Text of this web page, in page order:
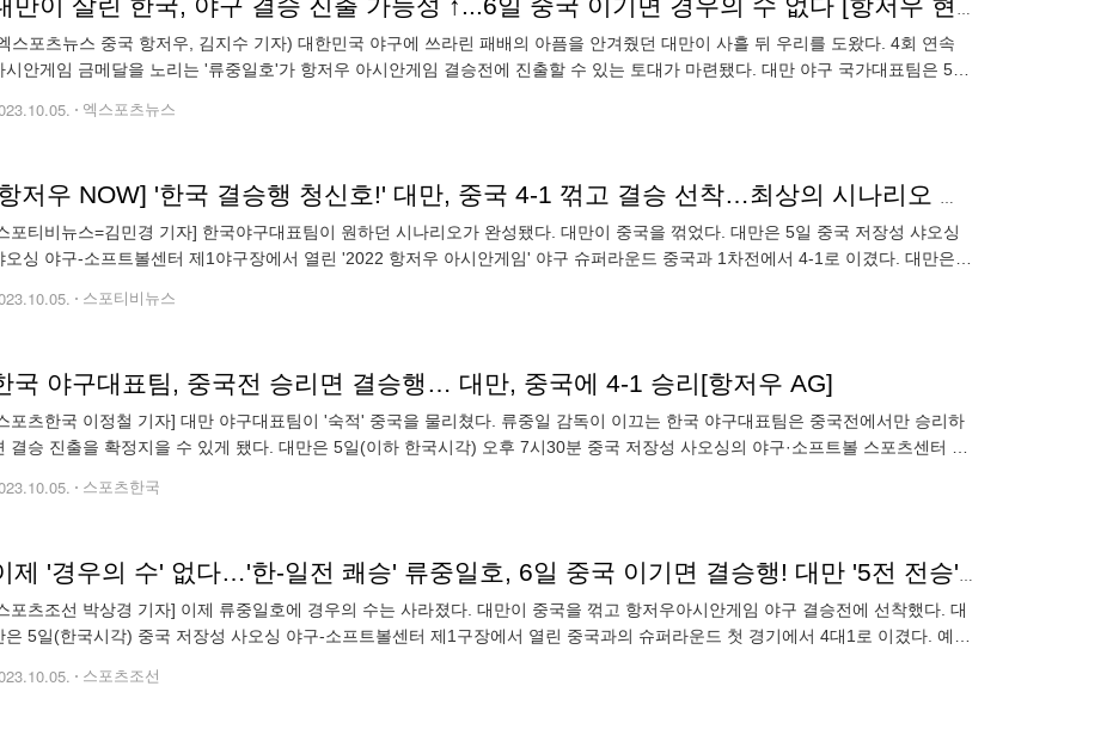
대만이 살린 한국, 야구 결승 진출 가능성 ↑...6일 중국 이기면 경우의 수 없다 [항저우 현장]
스포츠뉴스 중국 항저우, 김지수 기자) 대한민국 야구에 쓰라린 패배의 아픔을 안겨줬던 대만이 사흘 뒤 우리를 도왔다. 4회 연속
시안게임 금메달을 노리는 '류중일호'가 항저우 아시안게임 결승전에 진출할 수 있는 토대가 마련됐다. 대만 야구 국가대표팀은 5
엑스포츠뉴스
[항저우 NOW] '한국 결승행 청신호!' 대만, 중국 4-1 꺾고 결승 선착…최상의 시나리오 완성됐다
포티비뉴스=김민경 기자] 한국야구대표팀이 원하던 시나리오가 완성됐다. 대만이 중국을 꺾었다. 대만은 5일 중국 저장성 샤오싱
오싱 야구-소프트볼센터 제1야구장에서 열린 '2022 항저우 아시안게임' 야구 슈퍼라운드 중국과 1차전에서 4-1로 이겼다. 대만은
스포티비뉴스
국 야구대표팀, 중국전 승리면 결승행… 대만, 중국에 4-1 승리[항저우 AG]
포츠한국 이정철 기자] 대만 야구대표팀이 '숙적' 중국을 물리쳤다. 류중일 감독이 이끄는 한국 야구대표팀은 중국전에서만 승리하
결승 진출을 확정지을 수 있게 됐다. 대만은 5일(이하 한국시각) 오후 7시30분 중국 저장성 사오싱의 야구·소프트볼 스포츠센터 1
스포츠한국
이제 '경우의 수' 없다…'한-일전 쾌승' 류중일호, 6일 중국 이기면 결승행! 대만 '5전 전승' 결승 선착[항저우AG]
포츠조선 박상경 기자] 이제 류중일호에 경우의 수는 사라졌다. 대만이 중국을 꺾고 항저우아시안게임 야구 결승전에 선착했다. 대
은 5일(한국시각) 중국 저장성 사오싱 야구-소프트볼센터 제1구장에서 열린 중국과의 슈퍼라운드 첫 경기에서 4대1로 이겼다. 예선
스포츠조선